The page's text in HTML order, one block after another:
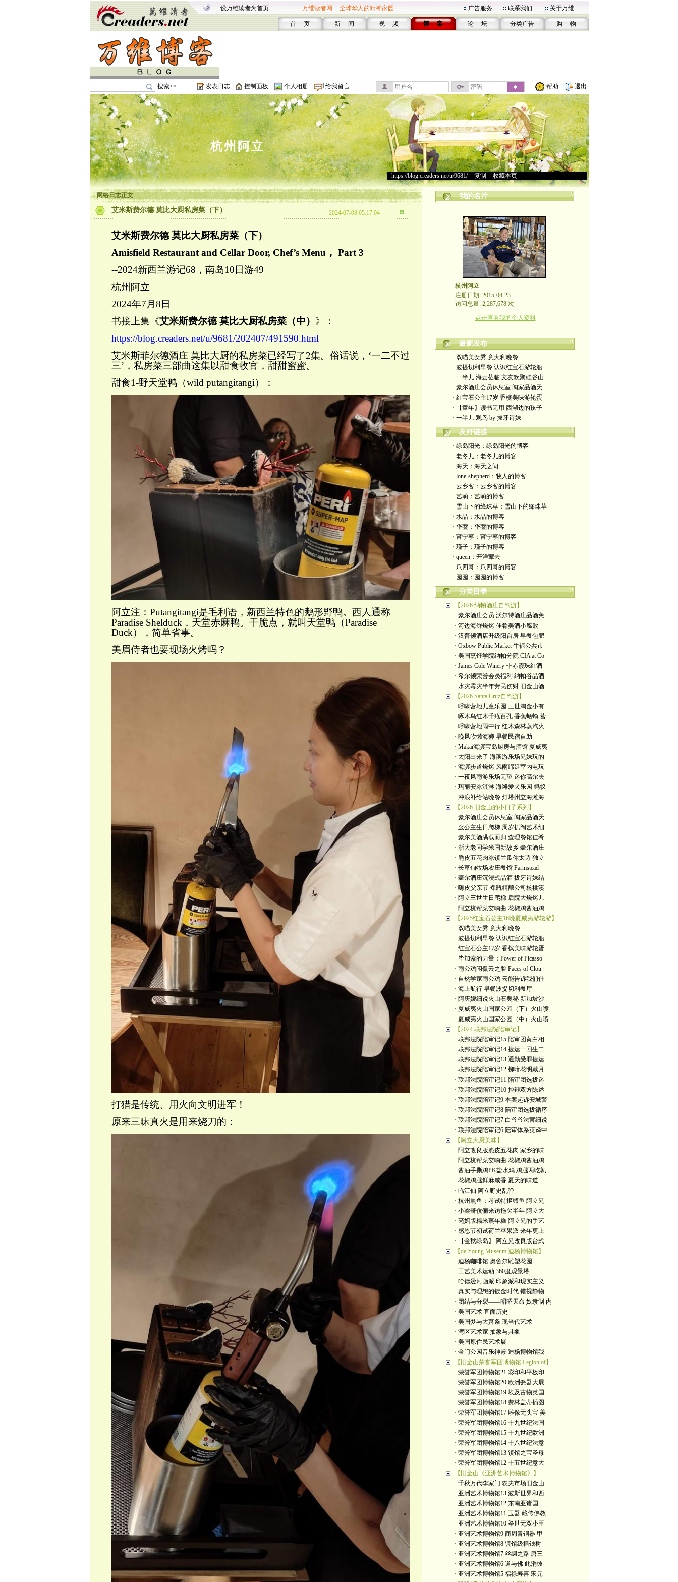
设万维读者为首页 万维读者网 -- 全球华人的精神家园 广告服务 联系我们 关于万维
首 页 新 闻 视 频 博 客 论 坛 分类广告 购 物
搜索>> 发表日志 控制面板 个人相册 给我留言 帮助 退出
杭州阿立
。。。
https://blog.creaders.net/u/9681/> 复制 收藏本页
网络日志正文
艾米斯费尔德 莫比大厨私房菜（下） 2024-07-08 05:17:04
艾米斯费尔德 莫比大厨私房菜（下）
Amisfield Restaurant and Cellar Door, Chef’s Menu ， Part 3
--2024新西兰游记68，南岛10日游49
杭州阿立
2024年7月8日
书接上集《艾米斯费尔德 莫比大厨私房菜（中） 》：
https://blog.creaders.net/u/9681/202407/491590.html
艾米斯菲尔德酒庄 莫比大厨的私房菜已经写了2集。俗话说，‘一二不过
三’，私房菜三部曲这集以甜食收官，甜甜蜜蜜。
甜食1-野天堂鸭（wild putangitangi）：
阿立注：Putangitangi是毛利语，新西兰特色的鹅形野鸭。西人通称
Paradise Shelduck，天堂赤麻鸭。干脆点，就叫天堂鸭（Paradise
Duck），简单省事。
美眉侍者也要现场火烤吗？
打猎是传统、用火向文明进军！
原来三昧真火是用来烧刀的：
我的名片
杭州阿立
注册日期: 2015-04-23
访问总量: 2,287,678 次
点击查看我的个人资料
最新发布
· 双喵美女秀 意大利晚餐
· 波提切利早餐 认识红宝石游轮船
· 一半儿.海云莅临 文友欢聚硅谷山
· 豪尔酒庄会员休息室 阖家品酒天
· 红宝石公主17岁 香槟美味游轮蛋
· 【童年】读书无用 西湖边的孩子
· 一半儿.观鸟 by 拔牙诗妹
友好链接
· 绿岛阳光：绿岛阳光的博客
· 老冬儿：老冬儿的博客
· 海天：海天之间
· lone-shepherd：牧人的博客
· 云乡客：云乡客的博客
· 艺萌：艺萌的博客
· 雪山下的绛珠草：雪山下的绛珠草
· 水晶：水晶的博客
· 华蓥：华蓥的博客
· 甯宁寧：甯宁寧的博客
· 瑾子：瑾子的博客
· queen：开洋荤去
· 爪四哥：爪四哥的博客
· 园园：园园的博客
分类目录
【2026 纳帕酒庄自驾游】
· 豪尔酒庄会员 沃尔特酒庄品酒免
· 河边海鲜烧烤 佳肴美酒小腐败
· 汉普顿酒店升级阳台房 早餐包肥
· Oxbow Public Market 牛轭公共市
· 美国烹饪学院纳帕分院 CIA at Co
· James Cole Winery 非赤霞珠红酒
· 希尔顿荣誉会员福利 纳帕谷品酒
· 水灾霉灾半年劳民伤财 旧金山酒
【2026 Santa Cruz自驾游】
· 呼啸营地儿童乐园 三世淘金小有
· 啄木鸟红木千疮百孔 香蕉蛞蝓 营
· 呼啸营地雨中行 红木森林蒸汽火
· 晚风吹懒海狮 早餐民宿自助
· Makai海滨宝岛厨房与酒馆 夏威夷
· 太阳出来了 海滨游乐场兄妹玩的
· 海滨步道烧烤 风雨绵延室内电玩
· 一夜风雨游乐场无望 迷你高尔夫
· 玛丽安冰淇淋 海滩爱犬乐园 蚂蚁
· 冲浪补给站晚餐 灯塔州立海滩海
【2026 旧金山的小日子系列】
· 豪尔酒庄会员休息室 阖家品酒天
· 幺公主生日爬梯 周岁抓阄艺术细
· 豪尔美酒满载而归 查理餐馆佳肴
· 浙大老同学米国新故乡 豪尔酒庄
· 脆皮五花肉冰镇兰瓜你太诗 独立
· 长草甸牧场农庄餐馆 Farmstead
· 豪尔酒庄沉浸式品酒 拔牙诗妹结
· 嗨皮父亲节 裸瓶精酿公司核桃溪
· 阿立三世生日爬梯 后院大烧烤儿
· 阿立杭帮菜交响曲 花椒鸡酱油鸡
【2025红宝石公主16晚夏威夷游轮游】
· 双喵美女秀 意大利晚餐
· 波提切利早餐 认识红宝石游轮船
· 红宝石公主17岁 香槟美味游轮蛋
· 毕加索的力量：Power of Picasso
· 雨公鸡闲侃云之脸 Faces of Clou
· 自然学家雨公鸡 云能告诉我们什
· 海上航行 早餐波提切利餐厅
· 阿庆嫂细说火山石奥秘 新加坡沙
· 夏威夷火山国家公园（下）火山喷
· 夏威夷火山国家公园（中）火山喷
【2024 联邦法院陪审记】
· 联邦法院陪审记15 陪审团黄白相
· 联邦法院陪审记14 捷运一回生二
· 联邦法院陪审记13 通勤受罪捷运
· 联邦法院陪审记12 柳暗花明戴月
· 联邦法院陪审记11 陪审团选拔迷
· 联邦法院陪审记10 控辩双方陈述
· 联邦法院陪审记9 本案起诉安城警
· 联邦法院陪审记8 陪审团选拔循序
· 联邦法院陪审记7 白爷爷法官细说
· 联邦法院陪审记6 陪审体系英译中
【阿立大厨美味】
· 阿立改良版脆皮五花肉 家乡的味
· 阿立杭帮菜交响曲 花椒鸡酱油鸡
· 酱油手撕鸡PK盐水鸡 鸡腿两吃孰
· 花椒鸡腿鲜麻咸香 夏天的味道
· 临江仙 阿立野史乱弹
· 杭州熏鱼：考试特抠鳟鱼 阿立兄
· 小梁哥伉俪来访拖欠半年 阿立大
· 亮妈版糯米蒸年糕 阿立兄的手艺
· 感恩节初试荷兰苹果派 来年更上
· 【金秋绿岛】 阿立兄改良版台式
【de Young Museum 迪杨博物馆】
· 迪杨咖啡馆 奥舍尔雕塑花园
· 工艺美术运动 360度观景塔
· 哈德逊河画派 印象派和现实主义
· 真实与理想的镀金时代 错视静物
· 团结与分裂——昭昭天命 奴隶制 内
· 美国艺术 直面历史
· 美国梦与大萧条 现当代艺术
· 湾区艺术家 抽象与具象
· 美国原住民艺术展
· 金门公园音乐神殿 迪杨博物馆我
【旧金山荣誉军团博物馆 Legion of】
· 荣誉军团博物馆21 彩印和平板印
· 荣誉军团博物馆20 欧洲瓷器大展
· 荣誉军团博物馆19 埃及古物英国
· 荣誉军团博物馆18 费林盖蒂插图
· 荣誉军团博物馆17 雕像无头宝 美
· 荣誉军团博物馆16 十九世纪法国
· 荣誉军团博物馆15 十九世纪欧洲
· 荣誉军团博物馆14 十八世纪法意
· 荣誉军团博物馆13 镇馆之宝圣母
· 荣誉军团博物馆12 十五世纪意大
【旧金山《亚洲艺术博物馆》】
· 千秋万代李家门 农夫市场旧金山
· 亚洲艺术博物馆13 波斯世界和西
· 亚洲艺术博物馆12 东南亚诸国
· 亚洲艺术博物馆11 玉器 藏传佛教
· 亚洲艺术博物馆10 举世无双小臣
· 亚洲艺术博物馆9 商周青铜器 甲
· 亚洲艺术博物馆8 镇馆级摇钱树
· 亚洲艺术博物馆7 丝绸之路 唐三
· 亚洲艺术博物馆6 道与佛 此消彼
· 亚洲艺术博物馆5 福禄寿喜 宋元